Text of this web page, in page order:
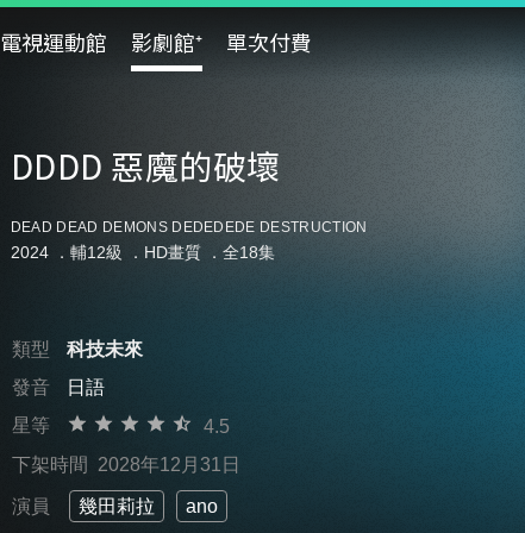
電視運動館 影劇館⁺ 單次付費
DDDD 惡魔的破壞
DEAD DEAD DEMONS DEDEDEDE DESTRUCTION
2024 ． 輔12級 ．HD畫質 ．全18集
類型
科技未來
發音
日語
星等
4.5
下架時間 2028年12月31日
演員 幾田莉拉 ano